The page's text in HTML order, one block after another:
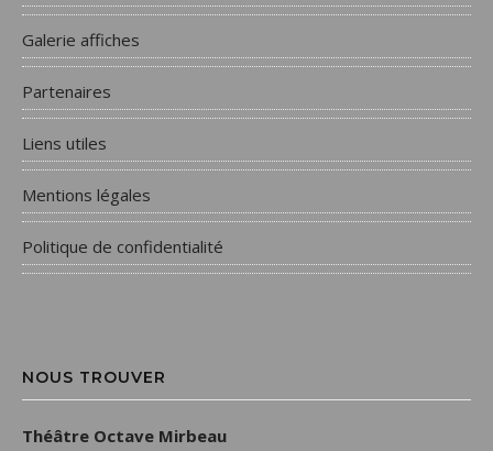
Galerie affiches
Partenaires
Liens utiles
Mentions légales
Politique de confidentialité
NOUS TROUVER
Théâtre Octave Mirbeau